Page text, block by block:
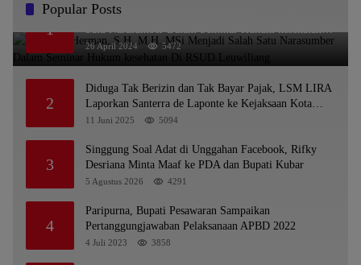
Popular Posts
1
Dr. KMS Herman, S.H.,M.H.,MSi Menjadi Salah
Satu Narasumber Dalam Seminar Hukum kesehatan
Di RSUD Leuwiliang
26 April 2024 5472
2
Diduga Tak Berizin dan Tak Bayar Pajak, LSM LIRA
Laporkan Santerra de Laponte ke Kejaksaan Kota
Batu
11 Juni 2025 5094
3
Singgung Soal Adat di Unggahan Facebook, Rifky
Desriana Minta Maaf ke PDA dan Bupati Kubar
5 Agustus 2026 4291
4
Paripurna, Bupati Pesawaran Sampaikan
Pertanggungjawaban Pelaksanaan APBD 2022
4 Juli 2023 3858